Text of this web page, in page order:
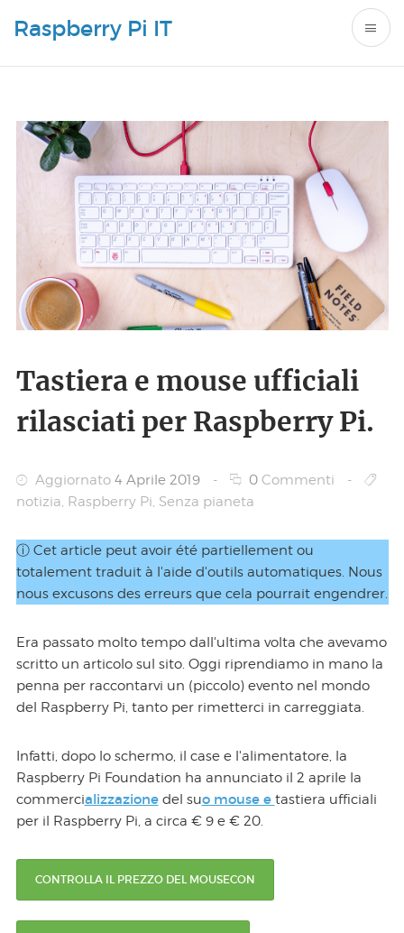
Raspberry Pi IT
Tastiera e mouse ufficiali
rilasciati per Raspberry Pi.
Aggiornato 4 Aprile 2019 - 0Commenti
-
notizia, Raspberry Pi, Senza pianeta
ⓘ Cet article peut avoir été partiellement ou
totalement traduit à l'aide d'outils automatiques. Nous
nous excusons des erreurs que cela pourrait engendrer.
Era passato molto tempo dall'ultima volta che avevamo
scritto un articolo sul sito. Oggi riprendiamo in mano la
penna per raccontarvi un (piccolo) evento nel mondo
del Raspberry Pi, tanto per rimetterci in carreggiata.
Infatti, dopo lo schermo, il case e l'alimentatore, la
Raspberry Pi Foundation ha annunciato il 2 aprile la
commercializzazionedel suo mouse e tastiera ufficiali
per il Raspberry Pi, a circa € 9 e € 20.
CONTROLLA IL PREZZO DEL MOUSECON